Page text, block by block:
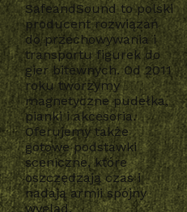
SafeandSound to polski
producent rozwiązań
do przechowywania i
transportu figurek do
gier bitewnych. Od 2011
roku tworzymy
magnetyczne pudełka,
pianki i akcesoria.
Oferujemy także
gotowe podstawki
sceniczne, które
oszczędzają czas i
nadają armii spójny
wygląd.